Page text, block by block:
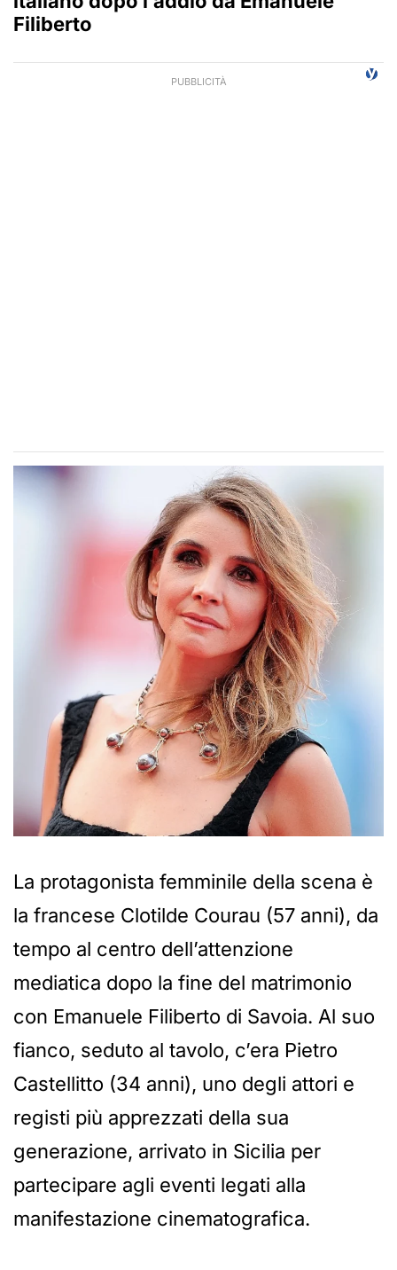
Filiberto
La protagonista femminile della scena è
la francese Clotilde Courau (57 anni), da
tempo al centro dell’attenzione
mediatica dopo la fine del matrimonio
con Emanuele Filiberto di Savoia. Al suo
fianco, seduto al tavolo, c’era Pietro
Castellitto (34 anni), uno degli attori e
registi più apprezzati della sua
generazione, arrivato in Sicilia per
partecipare agli eventi legati alla
manifestazione cinematografica.